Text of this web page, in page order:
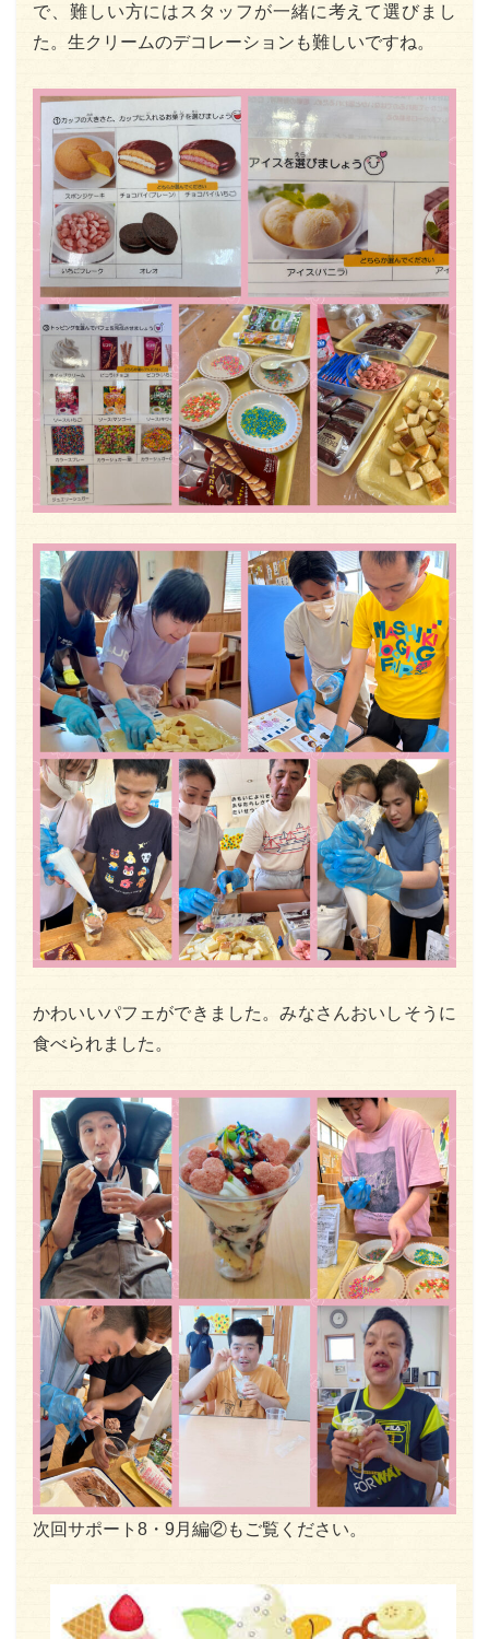
で、難しい方にはスタッフが一緒に考えて選びまし
た。生クリームのデコレーションも難しいですね。
かわいいパフェができました。みなさんおいしそうに
食べられました。
次回サポート8・9月編②もご覧ください。